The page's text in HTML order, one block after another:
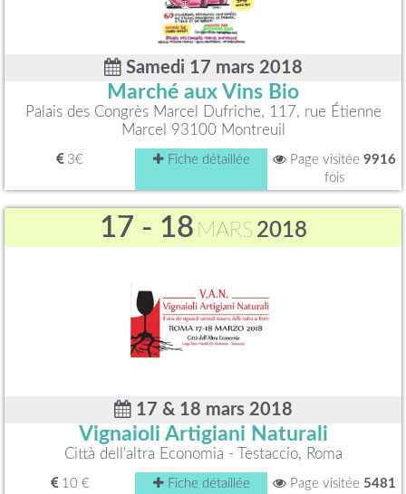
Samedi 17 mars 2018
Marché aux Vins Bio
Palais des Congrès Marcel Dufriche, 117, rue Étienne
Marcel 93100 Montreuil
3€ Fiche détaillée Page visitée 9916
fois
17 - 18 MARS 2018
17 & 18 mars 2018
Vignaioli Artigiani Naturali
Città dell'altra Economia - Testaccio, Roma
10 € Fiche détaillée Page visitée 5481